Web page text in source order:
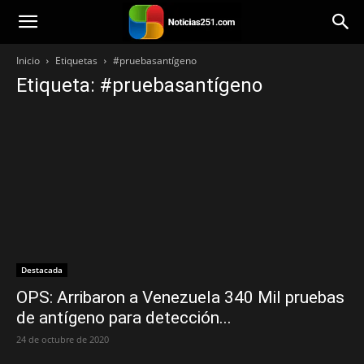
Noticias251
Inicio Etiquetas #pruebasantígeno
Etiqueta: #pruebasantígeno
Destacada
OPS: Arribaron a Venezuela 340 Mil pruebas
de antígeno para detección...
24 de octubre de 2020